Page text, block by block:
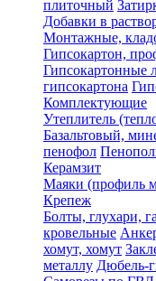
плиточный
Добавки в
Монтажные,
Гипсокартон,
Гипсокартонные
гипсокартона
Комплектующие
Утеплитель
Базальтовый,
пенофол
Керамзит
Маяки (профиль
Крепеж
Болты, глухари,
кровельные
хомут, хомут
металлу Дюбель-